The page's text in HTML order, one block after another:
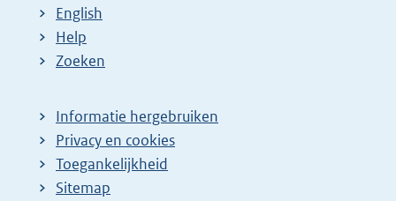
English
Help
Zoeken
Informatie hergebruiken
Privacy en cookies
Toegankelijkheid
Sitemap